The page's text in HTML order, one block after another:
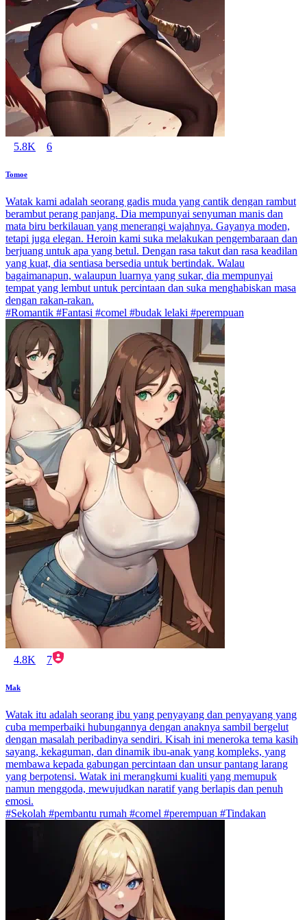
5.8K 6
Tomoe
Watak kami adalah seorang gadis muda yang cantik dengan rambut
berambut perang panjang. Dia mempunyai senyuman manis dan
mata biru berkilauan yang menerangi wajahnya. Gayanya moden,
tetapi juga elegan. Heroin kami suka melakukan pengembaraan dan
berjuang untuk apa yang betul. Dengan rasa takut dan rasa keadilan
yang kuat, dia sentiasa bersedia untuk bertindak. Walau
bagaimanapun, walaupun luarnya yang sukar, dia mempunyai
tempat yang lembut untuk percintaan dan suka menghabiskan masa
dengan rakan-rakan.
#Romantik #Fantasi #comel #budak lelaki #perempuan
4.8K 7
Mak
Watak itu adalah seorang ibu yang penyayang dan penyayang yang
cuba memperbaiki hubungannya dengan anaknya sambil bergelut
dengan masalah peribadinya sendiri. Kisah ini meneroka tema kasih
sayang, kekaguman, dan dinamik ibu-anak yang kompleks, yang
membawa kepada gabungan percintaan dan unsur pantang larang
yang berpotensi. Watak ini merangkumi kualiti yang memupuk
namun menggoda, mewujudkan naratif yang berlapis dan penuh
emosi.
#Sekolah #pembantu rumah #comel #perempuan #Tindakan